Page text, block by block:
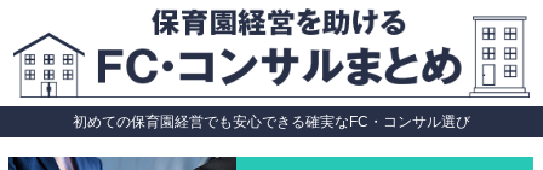
初めての保育園経営でも安心できる確実なFC・コンサル選び